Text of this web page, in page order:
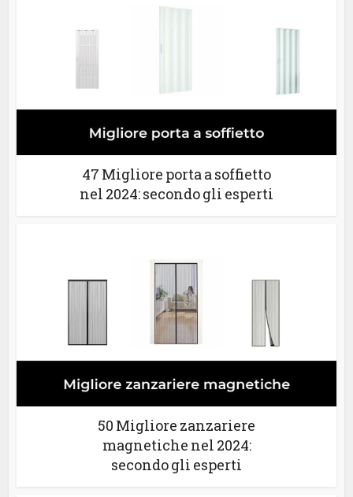
47 Migliore porta a soffietto
nel 2024: secondo gli esperti
50 Migliore zanzariere
magnetiche nel 2024:
secondo gli esperti